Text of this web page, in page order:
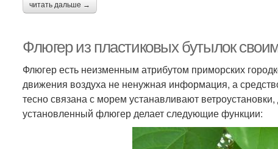
читать дальше →
Флюгер из пластиковых бутылок
Флюгер есть неизменным атрибутом приморских
движения воздуха не ненужная информация, а
тесно связана с морем устанавливают
установленный флюгер делает следующие функции: